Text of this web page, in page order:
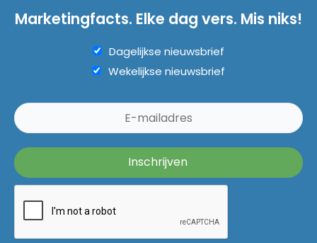
Marketingfacts. Elke dag vers. Mis niks!
Dagelijkse nieuwsbrief
Wekelijkse nieuwsbrief